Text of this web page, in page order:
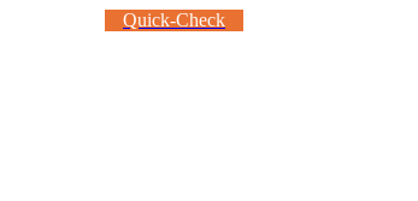
Quick-Check